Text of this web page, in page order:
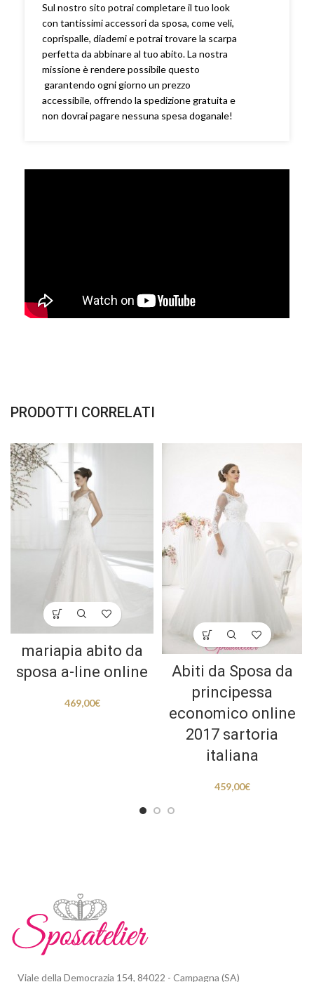
Sul nostro sito potrai completare il tuo look
con tantissimi accessori da sposa, come veli,
coprispalle, diademi e potrai trovare la scarpa
perfetta da abbinare al tuo abito. La nostra
missione è rendere possibile questo
garantendo ogni giorno un prezzo
accessibile, offrendo la spedizione gratuita e
non dovrai pagare nessuna spesa doganale!
PRODOTTI CORRELATI
mariapia abito da
sposa a-line online
469,00€
Abiti da Sposa da
principessa
economico online
2017 sartoria
italiana
459,00€
Viale della Democrazia 154, 84022 - Campagna (SA)